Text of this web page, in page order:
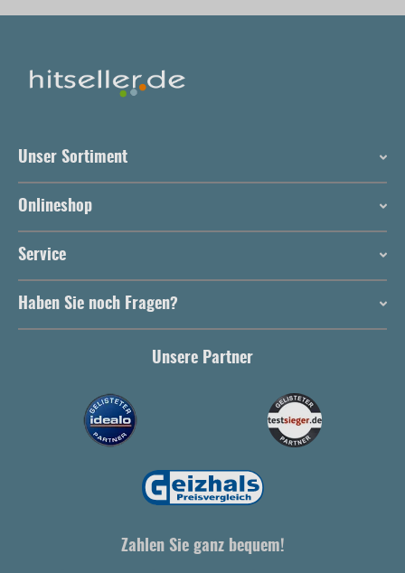
Unser Sortiment
Onlineshop
Service
Haben Sie noch Fragen?
Unsere Partner
Zahlen Sie ganz bequem!